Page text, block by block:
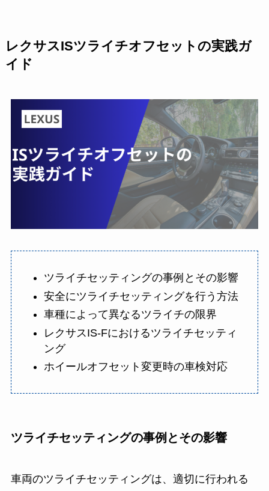
レクサスISツライチオフセットの実践ガ
イド
ツライチセッティングの事例とその影響
安全にツライチセッティングを行う方法
車種によって異なるツライチの限界
レクサスIS-Fにおけるツライチセッティ
ング
ホイールオフセット変更時の車検対応
ツライチセッティングの事例とその影響
車両のツライチセッティングは、適切に行われる